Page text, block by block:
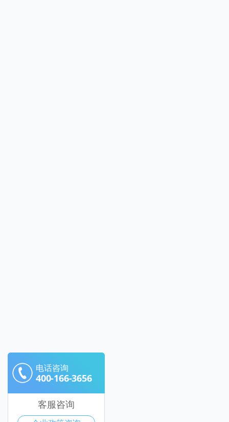
电话咨询
400-166-3656
客服咨询